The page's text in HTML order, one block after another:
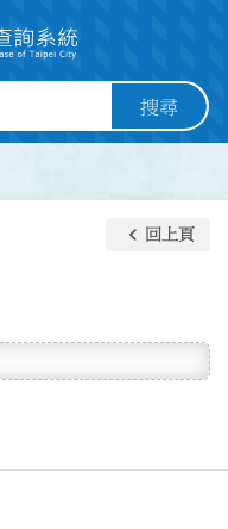
搜尋
keyboard_arrow_left 回上頁